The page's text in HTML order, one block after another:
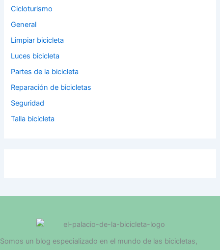
Cicloturismo
General
Limpiar bicicleta
Luces bicicleta
Partes de la bicicleta
Reparación de bicicletas
Seguridad
Talla bicicleta
Somos un blog especializado en el mundo de las bicicletas,